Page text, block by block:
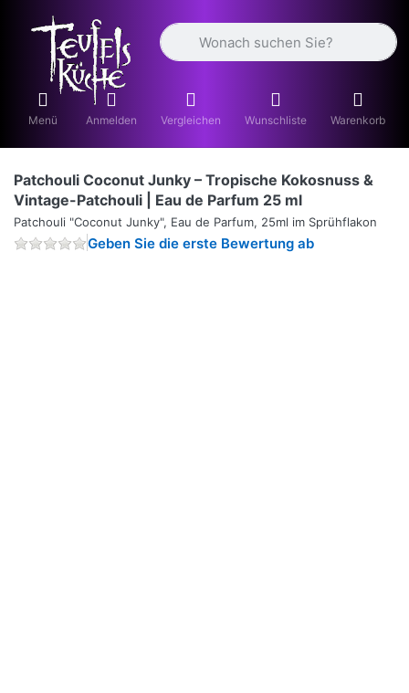
Geben Sie einen Suchbegriff ein.
Menü Anmelden Vergleichen Wunschliste Warenkorb
Patchouli Coconut Junky – Tropische Kokosnuss &
Vintage-Patchouli | Eau de Parfum 25 ml
Patchouli "Coconut Junky", Eau de Parfum, 25ml im Sprühflakon
Geben Sie die erste Bewertung ab